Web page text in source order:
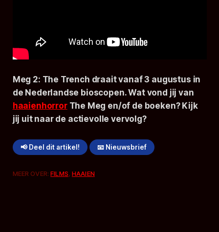
Meg 2: The Trench draait vanaf 3 augustus in
de Nederlandse bioscopen. Wat vond jij van
haaienhorror The Meg en/of de boeken? Kijk
jij uit naar de actievolle vervolg?
📢 Deel dit artikel! 📧 Nieuwsbrief
MEER OVER:FILMS,HAAIEN